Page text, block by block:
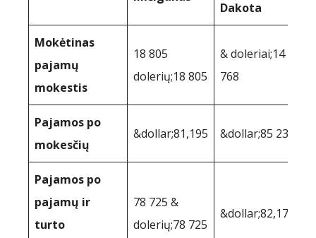
Dakota
Mokėtinas
pajamų
mokestis
18 805
dolerių;18 805
& doleriai;14
768
Pajamos po
mokesčių
&dollar;81,195 &dollar;85 232
Pajamos po
pajamų ir
turto
78 725 &
dolerių;78 725
&dollar;82,175